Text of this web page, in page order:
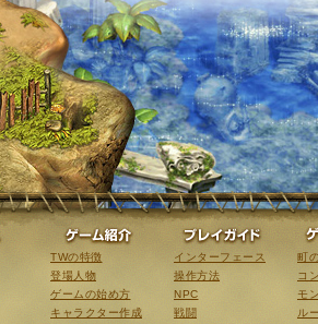
ニュース ゲーム紹介
TWの特徴
登場人物
ゲームの始め方
キャラクター作成
インターフェース
操作方法
NPC
戦闘
町
コ
モ
ル